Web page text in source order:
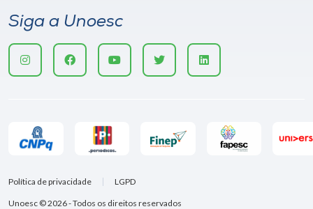
Siga a Unoesc
Unoesc © 2026 - Todos os direitos reservados
Política de privacidade LGPD